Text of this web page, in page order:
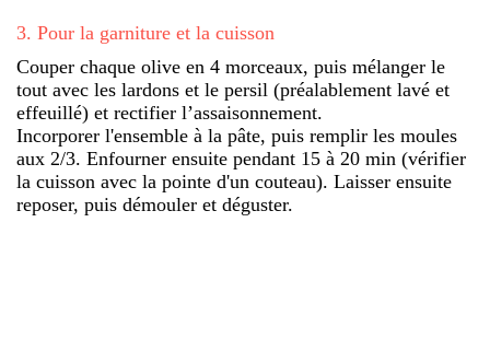
3. Pour la garniture et la cuisson
Couper chaque olive en 4 morceaux, puis mélanger le
tout avec les lardons et le persil (préalablement lavé et
effeuillé) et rectifier l’assaisonnement.
Incorporer l'ensemble à la pâte, puis remplir les moules
aux 2/3. Enfourner ensuite pendant 15 à 20 min (vérifier
la cuisson avec la pointe d'un couteau). Laisser ensuite
reposer, puis démouler et déguster.